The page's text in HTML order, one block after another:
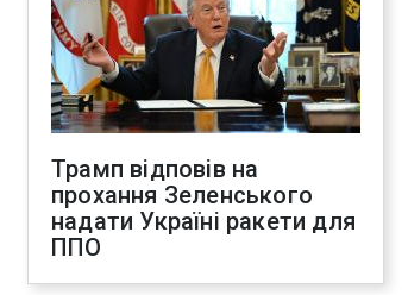
Трамп відповів на
прохання Зеленського
надати Україні ракети для
ППО